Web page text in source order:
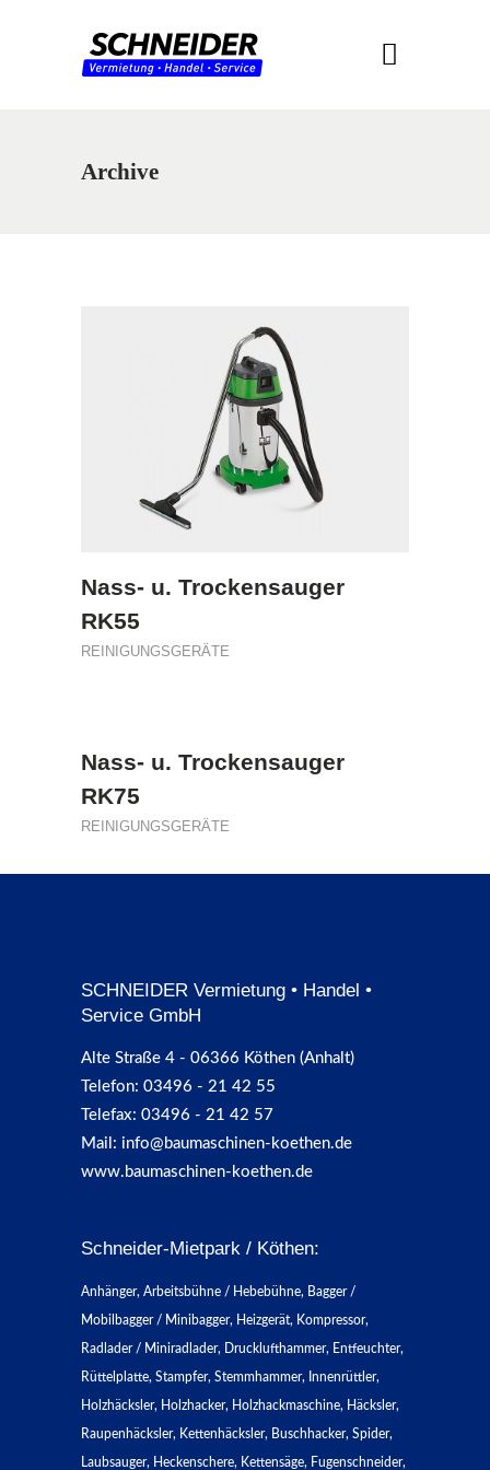
Archive
Nass- u. Trockensauger
RK55
REINIGUNGSGERÄTE
Nass- u. Trockensauger
RK75
REINIGUNGSGERÄTE
SCHNEIDER Vermietung • Handel •
Service GmbH
Alte Straße 4 - 06366 Köthen (Anhalt)
Telefon: 03496 - 21 42 55
Telefax: 03496 - 21 42 57
Mail: info@baumaschinen-koethen.de
www.baumaschinen-koethen.de
Schneider-Mietpark / Köthen:
Anhänger, Arbeitsbühne / Hebebühne, Bagger /
Mobilbagger / Minibagger, Heizgerät, Kompressor,
Radlader / Miniradlader, Drucklufthammer, Entfeuchter,
Rüttelplatte, Stampfer, Stemmhammer, Innenrüttler,
Holzhäcksler, Holzhacker, Holzhackmaschine, Häcksler,
Raupenhäcksler, Kettenhäcksler, Buschhacker, Spider,
Laubsauger, Heckenschere, Kettensäge, Fugenschneider,